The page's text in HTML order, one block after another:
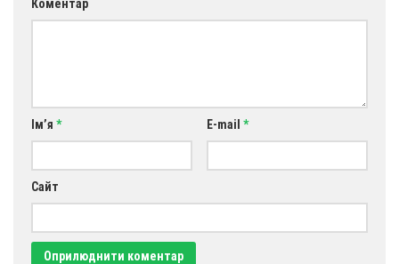
Коментар
Ім’я * E-mail *
Сайт